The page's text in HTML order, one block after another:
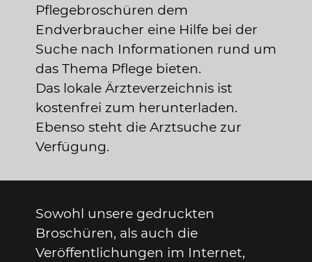
Pflegebroschüren dem
Endverbraucher eine Hilfe bei der
Suche nach Informationen rund um
das Thema Pflege bieten.
Das lokale Ärzteverzeichnis ist
kostenfrei zum herunterladen.
Ebenso steht die Arztsuche zur
Verfügung.
Sowohl unsere gedruckten
Broschüren, als auch die
Veröffentlichungen im Internet,